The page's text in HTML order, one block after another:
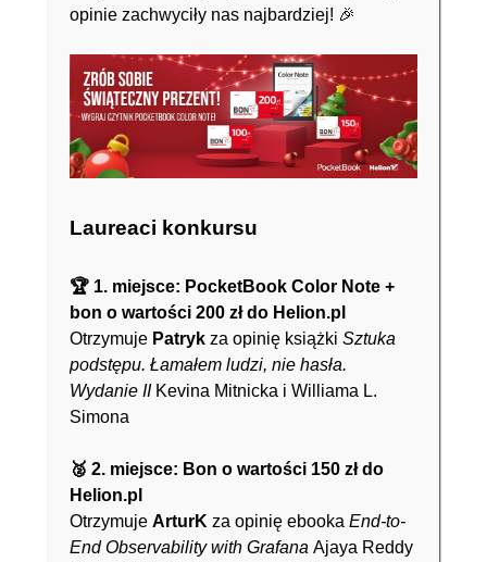
opinie zachwyciły nas najbardziej! 🎉
Laureaci konkursu
🏆 1. miejsce: PocketBook Color Note +
bon o wartości 200 zł do Helion.pl
Otrzymuje Patryk za opinię książki Sztuka
podstępu. Łamałem ludzi, nie hasła.
Wydanie IIKevina Mitnicka i Williama L.
Simona
🥈 2. miejsce: Bon o wartości 150 zł do
Helion.pl
Otrzymuje ArturK za opinię ebooka End-to-
End Observability with Grafana Ajaya Reddy